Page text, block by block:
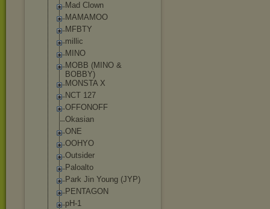
Mad Clown
MAMAMOO
MFBTY
millic
MINO
MOBB (MINO &
BOBBY)
MONSTA X
NCT 127
OFFONOFF
Okasian
ONE
OOHYO
Outsider
Paloalto
Park Jin Young (JYP)
PENTAGON
pH-1